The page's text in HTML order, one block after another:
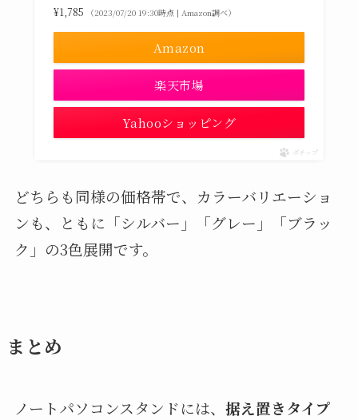
¥1,785
（2023/07/20 19:30時点 | Amazon調べ）
Amazon
楽天市場
Yahooショッピング
ポチップ
どちらも同様の価格帯で、カラーバリエーショ
ンも、ともに「シルバー」「グレー」「ブラッ
ク」の3色展開です。
まとめ
ノートパソコンスタンドには、 据え置きタイプ